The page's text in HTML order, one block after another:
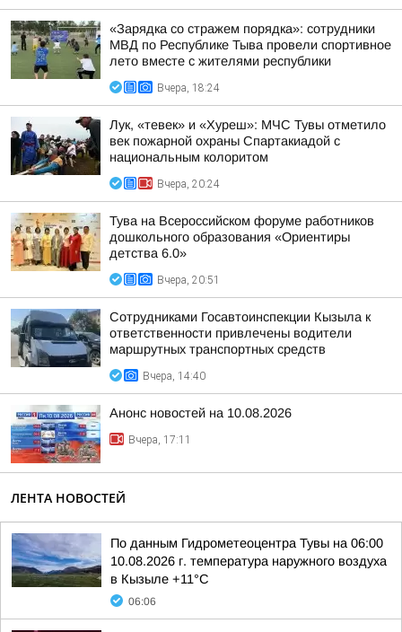
«Зарядка со стражем порядка»: сотрудники
МВД по Республике Тыва провели спортивное
лето вместе с жителями республики
Вчера, 18:24
Лук, «тевек» и «Хуреш»: МЧС Тувы отметило
век пожарной охраны Спартакиадой с
национальным колоритом
Вчера, 20:24
Тува на Всероссийском форуме работников
дошкольного образования «Ориентиры
детства 6.0»
Вчера, 20:51
Сотрудниками Госавтоинспекции Кызыла к
ответственности привлечены водители
маршрутных транспортных средств
Вчера, 14:40
Анонс новостей на 10.08.2026
Вчера, 17:11
ЛЕНТА НОВОСТЕЙ
По данным Гидрометеоцентра Тувы на 06:00
10.08.2026 г. температура наружного воздуха
в Кызыле +11°С
06:06